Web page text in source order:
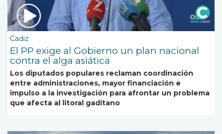
Cadiz
El PP exige al Gobierno un plan nacional
contra el alga asiática
Los diputados populares reclaman coordinación
entre administraciones, mayor financiación e
impulso a la investigación para afrontar un problema
que afecta al litoral gaditano